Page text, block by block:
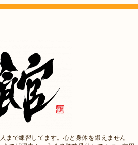
で練習してます。心と身体を鍛えません